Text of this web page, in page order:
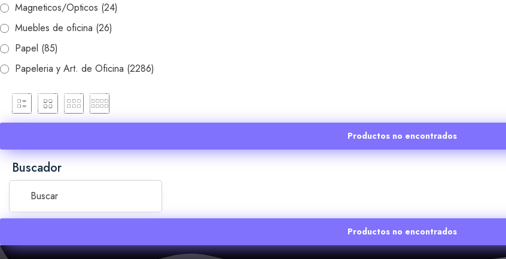
Magneticos/Opticos (24)
Muebles de oficina (26)
Papel (85)
Papeleria y Art. de Oficina (2286)
Productos no encontrados
Buscador
Productos no encontrados